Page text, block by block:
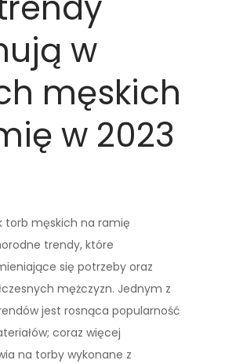
w
męskich
w 2023
torb męskich na ramię
trendy, które
się potrzeby oraz
mężczyzn. Jednym z
jest rosnąca popularność
coraz więcej
na torby wykonane z